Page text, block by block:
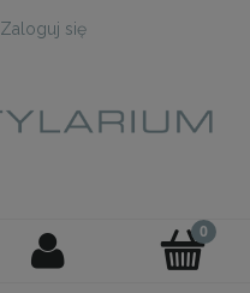
Zaloguj się